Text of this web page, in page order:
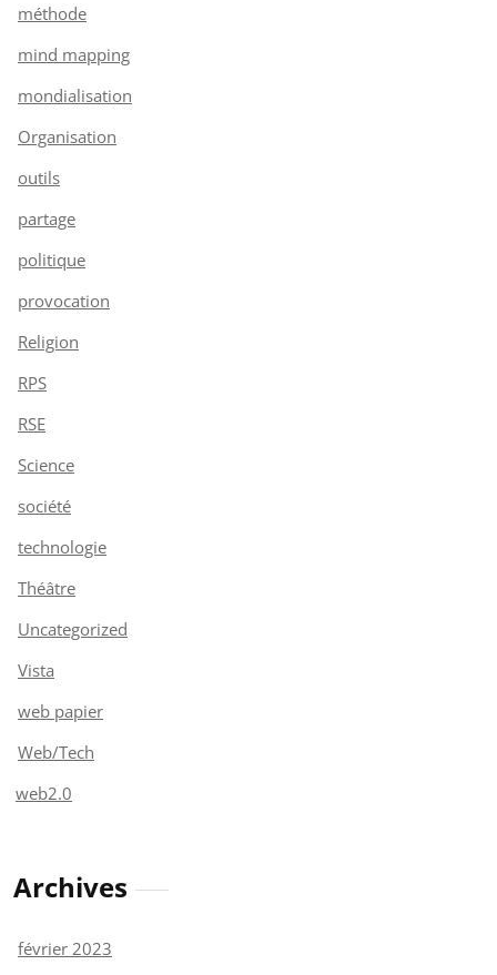
méthode
mind mapping
mondialisation
Organisation
outils
partage
politique
provocation
Religion
RPS
RSE
Science
société
technologie
Théâtre
Uncategorized
Vista
web papier
Web/Tech
web2.0
Archives
février 2023